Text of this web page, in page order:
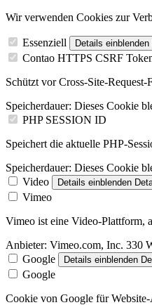
Wir verwenden Cookies zur
Essenziell Details einblenden
Contao HTTPS CSRF
Schützt vor Cross-Site-
Speicherdauer: Dieses Cookie
PHP SESSION ID
Speichert die aktuelle PHP-
Speicherdauer: Dieses Cookie
Video
Details einblenden
Vimeo
Vimeo ist eine Video-Plattform,
Anbieter: Vimeo.com, Inc. 330
Google
Details einblenden
Google
Cookie von Google für Website-